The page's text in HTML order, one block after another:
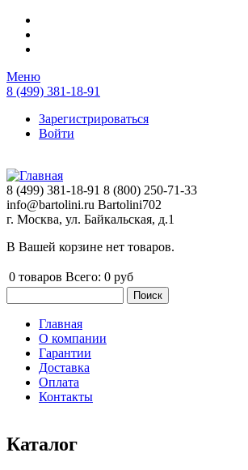
Перейти к основному содержанию
Меню
8 (499) 381-18-91
Зарегистрироваться
Войти
8 (499) 381-18-91 8 (800) 250-71-33
info@bartolini.ru Bartolini702
г. Москва, ул. Байкальская, д.1
В Вашей корзине нет товаров.
0 товаров Всего: 0 руб
Главное меню
Главная
О компании
Гарантии
Доставка
Оплата
Контакты
Каталог